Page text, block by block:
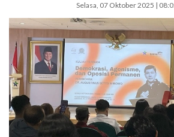
Selasa, 07 Oktober 2025 |